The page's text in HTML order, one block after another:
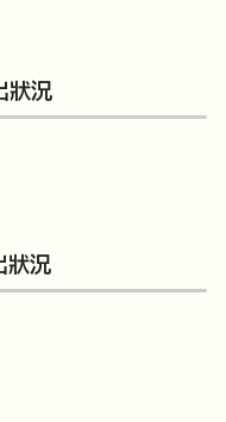
狀況
狀況